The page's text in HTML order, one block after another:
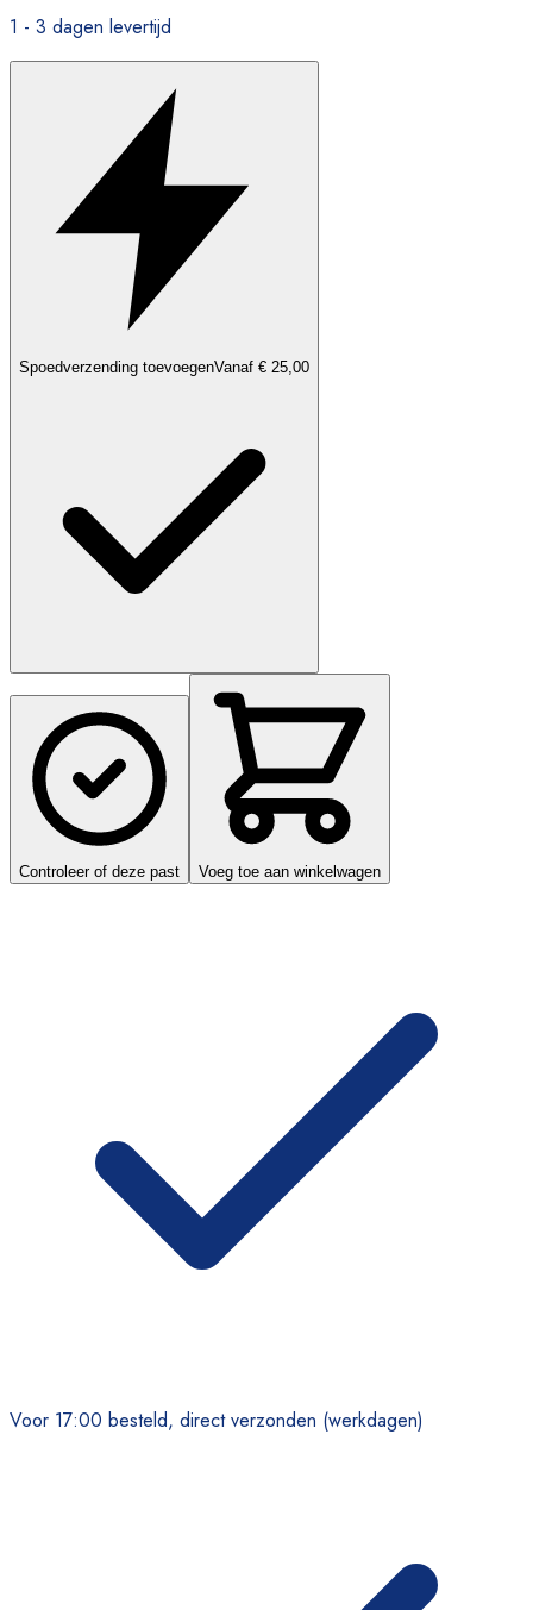
1 - 3 dagen levertijd
Spoedverzending toevoegenVanaf € 25,00
Controleer of deze past Voeg toe aan winkelwagen
Voor 17:00 besteld, direct verzonden (werkdagen)